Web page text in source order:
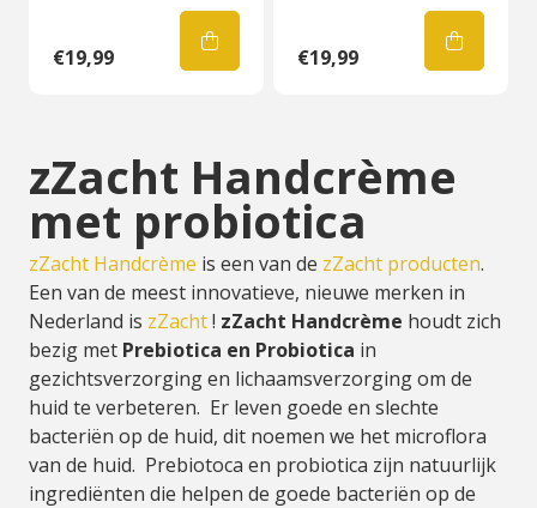
€19,99 €19,99
zZacht Handcrème
met probiotica
zZacht Handcrème is een van de zZacht producten.
Een van de meest innovatieve, nieuwe merken in
Nederland is zZacht! zZacht Handcrème houdt zich
bezig met Prebiotica en Probiotica in
gezichtsverzorging en lichaamsverzorging om de
huid te verbeteren. Er leven goede en slechte
bacteriën op de huid, dit noemen we het microflora
van de huid. Prebiotoca en probiotica zijn natuurlijk
ingrediënten die helpen de goede bacteriën op de